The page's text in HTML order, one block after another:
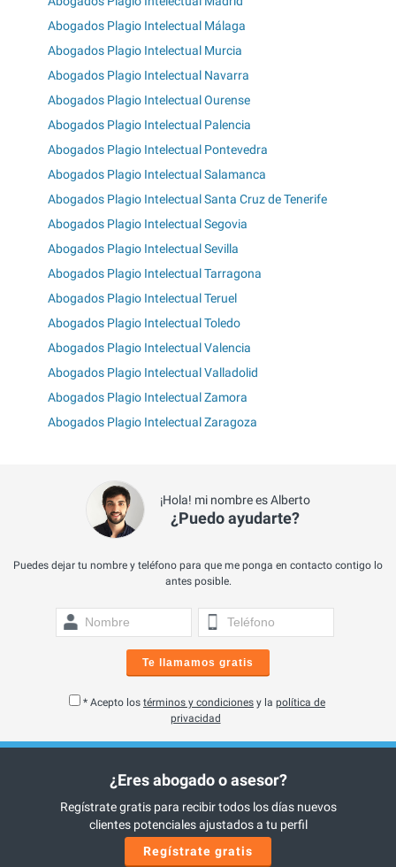
Abogados Plagio Intelectual Málaga
Abogados Plagio Intelectual Murcia
Abogados Plagio Intelectual Navarra
Abogados Plagio Intelectual Ourense
Abogados Plagio Intelectual Palencia
Abogados Plagio Intelectual Pontevedra
Abogados Plagio Intelectual Salamanca
Abogados Plagio Intelectual Santa Cruz de Tenerife
Abogados Plagio Intelectual Segovia
Abogados Plagio Intelectual Sevilla
Abogados Plagio Intelectual Tarragona
Abogados Plagio Intelectual Teruel
Abogados Plagio Intelectual Toledo
Abogados Plagio Intelectual Valencia
Abogados Plagio Intelectual Valladolid
Abogados Plagio Intelectual Zamora
Abogados Plagio Intelectual Zaragoza
¡Hola! mi nombre es Alberto
¿Puedo ayudarte?
Puedes dejar tu nombre y teléfono para que me ponga en contacto contigo lo
antes posible.
Te llamamos gratis
* Acepto los términos y condiciones y la política de
privacidad
¿Eres abogado o asesor?
Regístrate gratis para recibir todos los días nuevos
clientes potenciales ajustados a tu perfil
Regístrate gratis